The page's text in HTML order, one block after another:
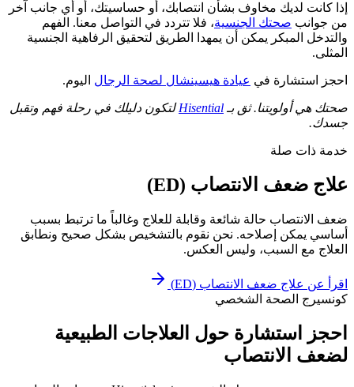
إذا كانت لديك مخاوف بشأن انتصابك، أو حساسيتك، أو أي جانب آخر
من جوانب صحتك الجنسية، فلا تتردد في التواصل معنا. الفهم
والتدخل المبكر يمكن أن يمهدا الطريق لتحقيق الرفاهية الجنسية
المثلى.
احجز استشارة في عيادة هيسينشال لصحة الرجال اليوم.
صحتك هي أولويتنا. ثق بـ Hisentialلتكون دليلك في رحلة فهم وتقبل
جسدك.
خدمة ذات صلة
علاج ضعف الانتصاب (ED)
ضعف الانتصاب حالة شائعة وقابلة للعلاج وغالباً ما ترتبط بسبب
أساسي يمكن إصلاحه. نحن نقوم بالتشخيص بشكل صحيح ونطابق
العلاج مع السبب، وليس العكس.
اقرأ عن علاج ضعف الانتصاب (ED)
كونسيرج الصحة الشخصي
احجز استشارة حول العلاجات الطبيعية
لضعف الانتصاب